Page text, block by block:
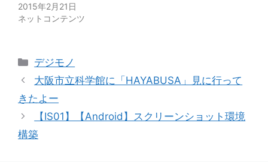
2015年2月21日
ネットコンテンツ
カ
テ
リ
ー
デジモノ
大阪市立科学館に「HAYABUSA」見に行って
きたよー
【IS01】【Android】スクリーンショット環境
構築